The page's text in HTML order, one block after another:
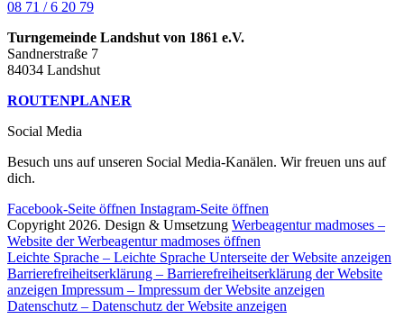
08 71 / 6 20 79
Turngemeinde Landshut von 1861 e.V.
Sandnerstraße 7
84034 Landshut
ROUTENPLANER
Social Media
Besuch uns auf unseren Social Media-Kanälen. Wir freuen uns auf
dich.
Facebook-Seite öffnen Instagram-Seite öffnen
Copyright 2026. Design & Umsetzung Werbeagentur madmoses –
Website der Werbeagentur madmoses öffnen
Leichte Sprache – Leichte Sprache Unterseite der Website anzeigen
Barrierefreiheitserklärung – Barrierefreiheitserklärung der Website
anzeigen Impressum – Impressum der Website anzeigen
Datenschutz – Datenschutz der Website anzeigen